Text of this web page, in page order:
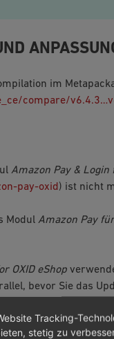
im
compare/
Amazon Pay & Login
pay-oxid ) ist nicht
Modul Amazon Pay
OXID eShop
bevor Sie das
bis alle alten
erfolgt sind.
Tracking-
stetig zu